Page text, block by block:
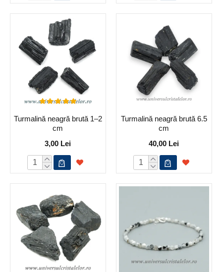
Turmalină neagră brută 1–2
cm
3,00 Lei
Turmalină neagră brută 6.5
cm
40,00 Lei